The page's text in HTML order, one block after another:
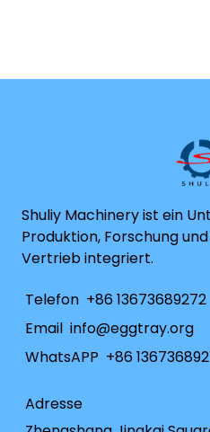
Shuliy Machinery ist ein
Produktion, Forschung
Vertrieb integriert.
Telefon +86 13673689272
Email info@eggtray.org
WhatsAPP +86
Adresse